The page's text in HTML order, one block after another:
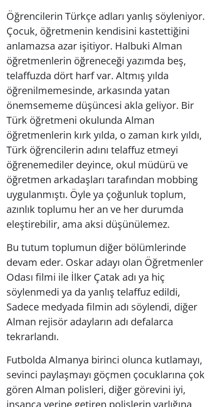
Öğrencilerin Türkçe adları yanlış söyleniyor.
Çocuk, öğretmenin kendisini kastettiğini
anlamazsa azar işitiyor. Halbuki Alman
öğretmenlerin öğreneceği yazımda beş,
telaffuzda dört harf var. Altmış yılda
öğrenilmemesinde, arkasında yatan
önemsememe düşüncesi akla geliyor. Bir
Türk öğretmeni okulunda Alman
öğretmenlerin kırk yılda, o zaman kırk yıldı,
Türk öğrencilerin adını telaffuz etmeyi
öğrenemediler deyince, okul müdürü ve
öğretmen arkadaşları tarafından mobbing
uygulanmıştı. Öyle ya çoğunluk toplum,
azınlık toplumu her an ve her durumda
eleştirebilir, ama aksi düşünülemez.
Bu tutum toplumun diğer bölümlerinde
devam eder. Oskar adayı olan Öğretmenler
Odası filmi ile İlker Çatak adı ya hiç
söylenmedi ya da yanlış telaffuz edildi,
Sadece medyada filmin adı söylendi, diğer
Alman rejisör adayların adı defalarca
tekrarlandı.
Futbolda Almanya birinci olunca kutlamayı,
sevinci paylaşmayı göçmen çocuklarına çok
gören Alman polisleri, diğer görevini iyi,
insanca yerine getiren polislerin varlığına